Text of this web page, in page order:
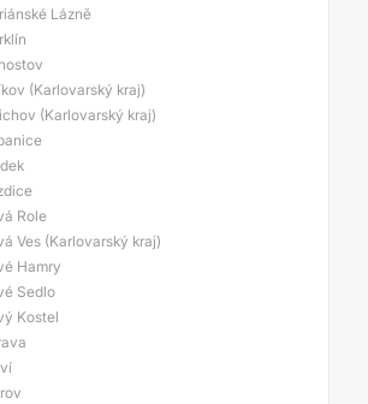
Lázně
(Karlovarský kraj)
(Karlovarský kraj)
Role
Ves (Karlovarský kraj)
Hamry
Sedlo
Kostel